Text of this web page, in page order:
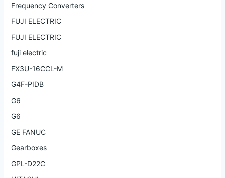
Frequency Converters
FUJI ELECTRIC
FUJI ELECTRIC
fuji electric
FX3U-16CCL-M
G4F-PIDB
G6
G6
GE FANUC
Gearboxes
GPL-D22C